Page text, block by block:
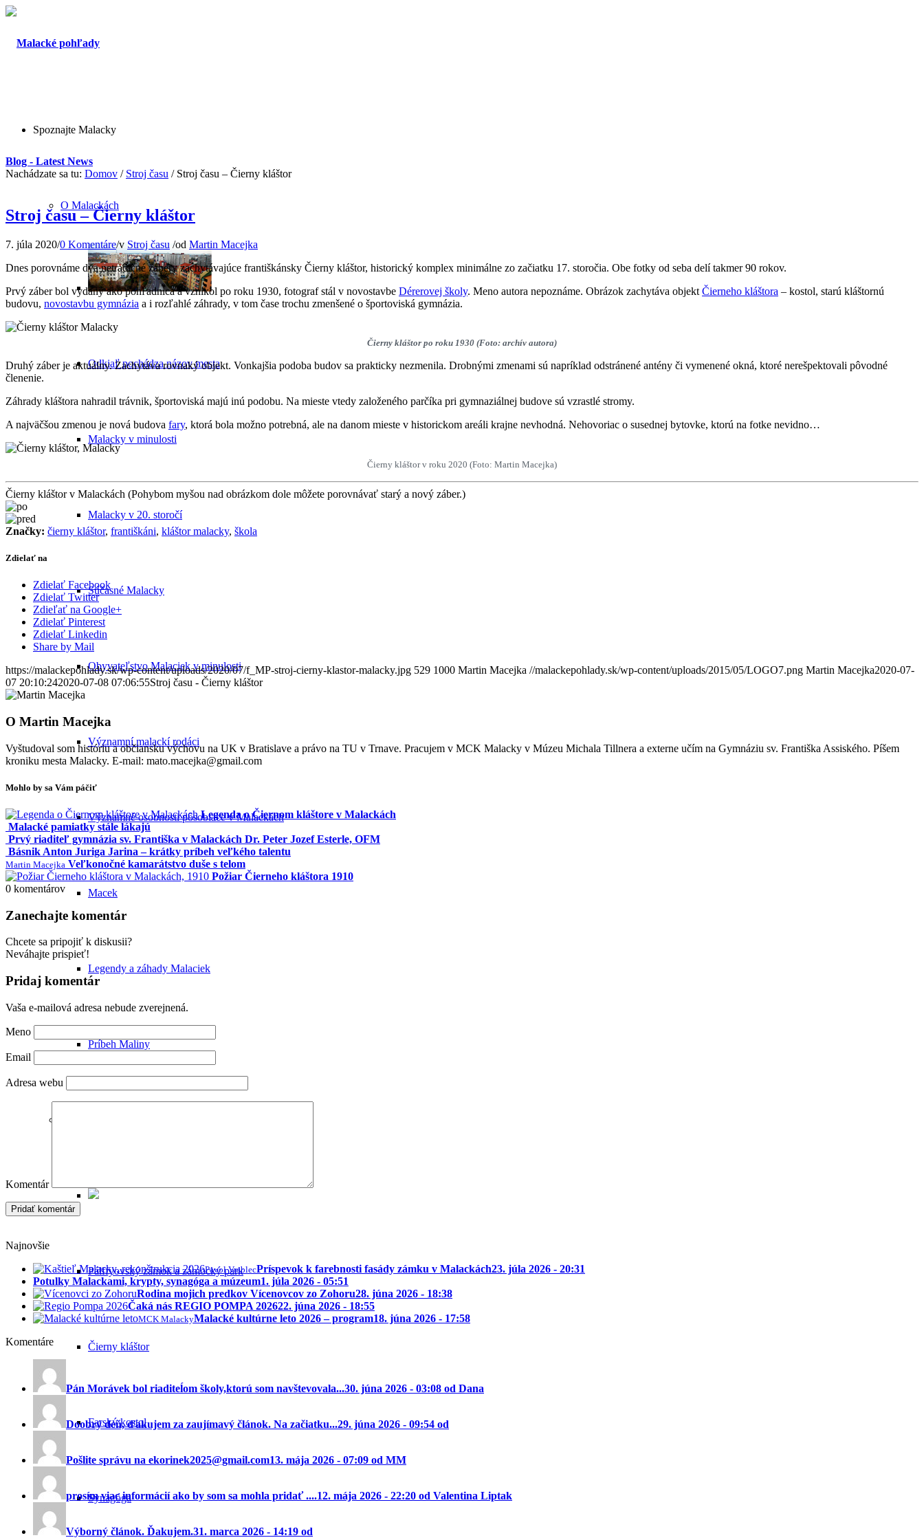
Spoznajte Malacky
O Malackách
Odkiaľ pochádza názov mesta
Malacky v minulosti
Malacky v 20. storočí
Súčasné Malacky
Obyvateľstvo Malaciek v minulosti
Významní malackí rodáci
Významné osobnosti pôsobiace v Malackách
Macek
Legendy a záhady Malaciek
Príbeh Maliny
Pálffyovský zámok a zámocký park
Čierny kláštor
Farský kostol
Synagóga
Blog - Latest News
Nachádzate sa tu: Domov / Stroj času / Stroj času – Čierny kláštor
Stroj času – Čierny kláštor
7. júla 2020/0 Komentáre/v Stroj času /od Martin Macejka
Dnes porovnáme dva netradičné zábery zachytávajúce františkánsky Čierny kláštor, historický komplex minimálne zo začiatku 17. storočia. Obe fotky od seba delí takmer 90 rokov.
Prvý záber bol vydaný ako pohľadnica a vznikol po roku 1930, fotograf stál v novostavbe Dérerovej školy. Meno autora nepoznáme. Obrázok zachytáva objekt Čierneho kláštora – kostol, starú kláštornú
budovu, novostavbu gymnázia a i rozľahlé záhrady, v tom čase trochu zmenšené o športoviská gymnázia.
Čierny kláštor po roku 1930 (Foto: archív autora)
Druhý záber je aktuálny. Zachytáva rovnaký objekt. Vonkajšia podoba budov sa prakticky nezmenila. Drobnými zmenami sú napríklad odstránené antény či vymenené okná, ktoré nerešpektovali pôvodné
členenie.
Záhrady kláštora nahradil trávnik, športoviská majú inú podobu. Na mieste vtedy založeného parčíka pri gymnaziálnej budove sú vzrastlé stromy.
A najväčšou zmenou je nová budova fary, ktorá bola možno potrebná, ale na danom mieste v historickom areáli krajne nevhodná. Nehovoriac o susednej bytovke, ktorú na fotke nevidno…
Čierny kláštor v roku 2020 (Foto: Martin Macejka)
Čierny kláštor v Malackách (Pohybom myšou nad obrázkom dole môžete porovnávať starý a nový záber.)
Značky: čierny kláštor, františkáni, kláštor malacky, škola
Zdielať na
Zdielať Facebook
Zdielať Twitter
Zdieľať na Google+
Zdielať Pinterest
Zdielať Linkedin
Share by Mail
https://malackepohlady.sk/wp-content/uploads/2020/07/f_MP-stroj-cierny-klastor-malacky.jpg 529 1000 Martin Macejka //malackepohlady.sk/wp-content/uploads/2015/05/LOGO7.png Martin Macejka2020-07-
07 20:10:242020-07-08 07:06:55Stroj času - Čierny kláštor
O Martin Macejka
Vyštudoval som históriu a občiansku výchovu na UK v Bratislave a právo na TU v Trnave. Pracujem v MCK Malacky v Múzeu Michala Tillnera a externe učím na Gymnáziu sv. Františka Assiského. Píšem
kroniku mesta Malacky. E-mail: mato.macejka@gmail.com
Mohlo by sa Vám páčiť
Legenda o Čiernom kláštore v Malackách
Malacké pamiatky stále lákajú
Prvý riaditeľ gymnázia sv. Františka v Malackách Dr. Peter Jozef Esterle, OFM
Básnik Anton Juriga Jarina – krátky príbeh veľkého talentu
Martin Macejka Veľkonočné kamarátstvo duše s telom
Požiar Čierneho kláštora 1910
0 komentárov
Zanechajte komentár
Chcete sa pripojiť k diskusii?
Neváhajte prispieť!
Pridaj komentár
Vaša e-mailová adresa nebude zverejnená.
Meno
Email
Adresa webu
Komentár
Najnovšie
Pavol VrablecPríspevok k farebnosti fasády zámku v Malackách23. júla 2026 - 20:31
Potulky Malackami, krypty, synagóga a múzeum1. júla 2026 - 05:51
Rodina mojich predkov Vícenovcov zo Zohoru28. júna 2026 - 18:38
Čaká nás REGIO POMPA 202622. júna 2026 - 18:55
MCK MalackyMalacké kultúrne leto 2026 – program18. júna 2026 - 17:58
Komentáre
Pán Morávek bol riaditeĺom školy,ktorú som navštevovala...30. júna 2026 - 03:08 od Dana
Doobrý deň, ďakujem za zaujímavý článok. Na začiatku...29. júna 2026 - 09:54 od
Pošlite správu na ekorinek2025@gmail.com13. mája 2026 - 07:09 od MM
prosím viac informácií ako by som sa mohla pridať ....12. mája 2026 - 22:20 od Valentina Liptak
Výborný článok. Ďakujem.31. marca 2026 - 14:19 od